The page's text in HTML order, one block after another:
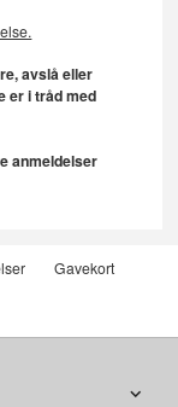
avslå eller
er i tråd med
anmeldelser
Gavekort